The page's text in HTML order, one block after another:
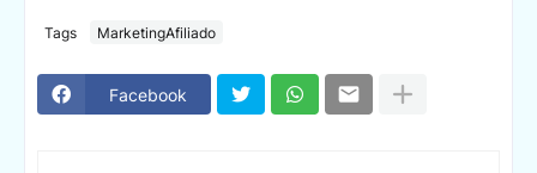
Tags MarketingAfiliado
Facebook